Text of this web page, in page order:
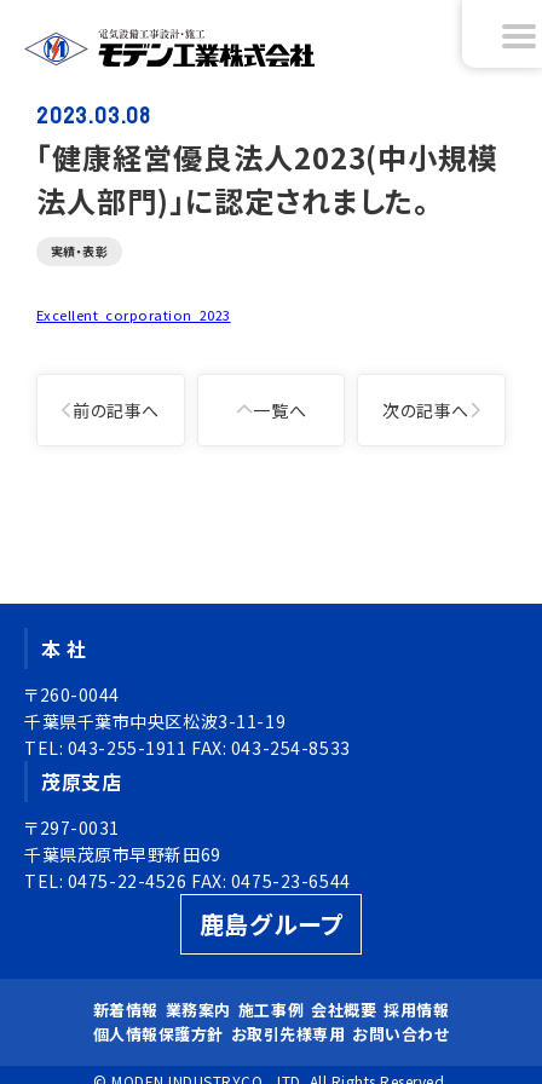
｢健康経営優良法人2023(中小規模
法人部門)｣に認定されました。
2023.03.08
実績・表彰
Excellent_corporation_2023
稿
ョ
前の記事へ 一覧へ 次の記事へ
ビ
ー
シ
ョ
ン
本 社
〒260-0044
千葉県千葉市中央区松波3-11-19
TEL: 043-255-1911 FAX: 043-254-8533
茂原支店
〒297-0031
千葉県茂原市早野新田69
TEL: 0475-22-4526 FAX: 0475-23-6544
鹿島グループ
新着情報 業務案内 施工事例 会社概要 採用情報
個人情報保護方針 お取引先様専用 お問い合わせ